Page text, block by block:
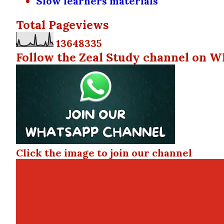
Total Pageviews
13648335
Follow the Zeal Study channel on
Click the image to join our channel